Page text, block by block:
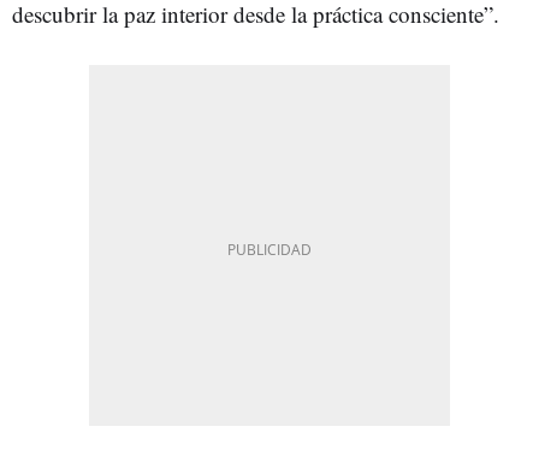
descubrir la paz interior desde la práctica consciente”.